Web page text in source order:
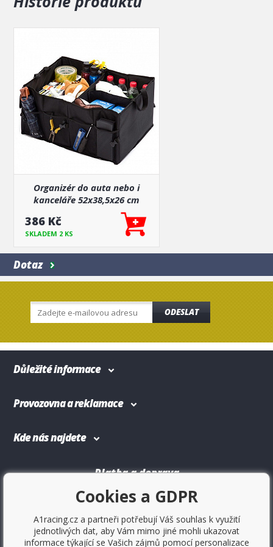
Organizér do auta nebo i
kanceláře 52x38,5x26 cm
386 Kč
SKLADEM 2 KS
Dotaz
ODESLAT
Důležité informace
Provozovna a reklamace
Kde nás najdete
Platba a doprava
Cookies a GDPR
A1racing.cz a partneři potřebují Váš souhlas k využití
jednotlivých dat, aby Vám mimo jiné mohli ukazovat
informace týkající se Vašich zájmů pomocí personalizace